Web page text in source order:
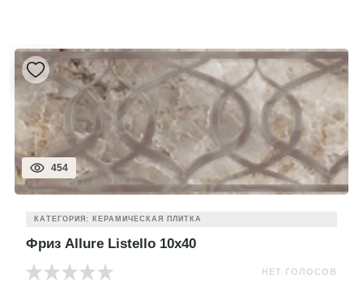
454
КАТЕГОРИЯ: КЕРАМИЧЕСКАЯ ПЛИТКА
Фриз Allure Listello 10x40
НЕТ ГОЛОСОВ